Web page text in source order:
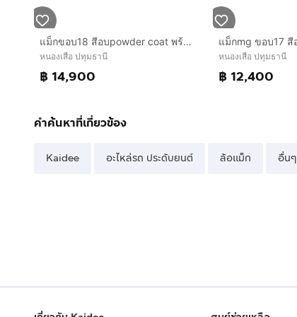
แม็กขอบ18 สีอบpowder coat พร้อมยางดันลอป 235 45 18 ปี24 ใส่ camry innova ได้ทุกรุ่น
หนองเสือ ปทุมธานี
฿ 14,900
หนองเสือ ปทุมธานี
฿ 12,400
คำค้นหาที่เกี่ยวข้อง
Kaidee อะไหล่รถ ประดับยนต์ ล้อแม็ก อื่นๆ